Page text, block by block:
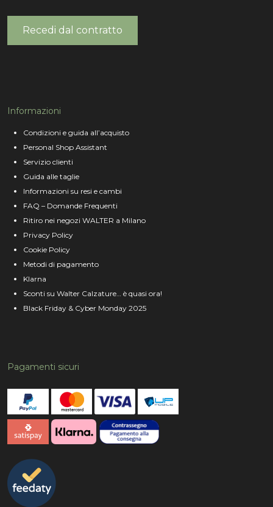
Recedi dal contratto
Informazioni
Condizioni e guida all’acquisto
Personal Shop Assistant
Servizio clienti
Guida alle taglie
Informazioni su resi e cambi
FAQ – Domande Frequenti
Ritiro nei negozi WALTER a Milano
Privacy Policy
Cookie Policy
Metodi di pagamento
Klarna
Sconti su Walter Calzature… è quasi ora!
Black Friday & Cyber Monday 2025
Pagamenti sicuri